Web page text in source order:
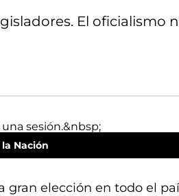
El oficialismo
Nación
gran elección en todo el